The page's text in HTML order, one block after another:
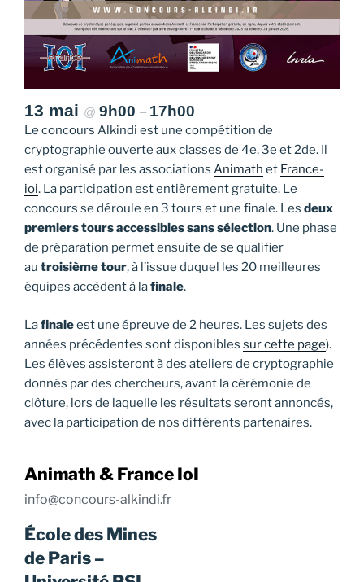
13 mai @ 9h00 – 17h00
Le concours Alkindi est une compétition de
cryptographie ouverte aux classes de 4e, 3e et 2de. Il
est organisé par les associations Animath et France-
ioi. La participation est entièrement gratuite. Le
concours se déroule en 3 tours et une finale. Les deux
premiers tours accessibles sans sélection. Une phase
de préparation permet ensuite de se qualifier
au troisième tour, à l’issue duquel les 20 meilleures
équipes accèdent à lafinale.
Lafinaleest une épreuve de 2 heures. Les sujets des
années précédentes sont disponibles sur cette page).
Les élèves assisteront à des ateliers de cryptographie
donnés par des chercheurs, avant la cérémonie de
clôture, lors de laquelle les résultats seront annoncés,
avec la participation de nos différents partenaires.
Animath & France IoI
info@concours-alkindi.fr
École des Mines
de Paris –